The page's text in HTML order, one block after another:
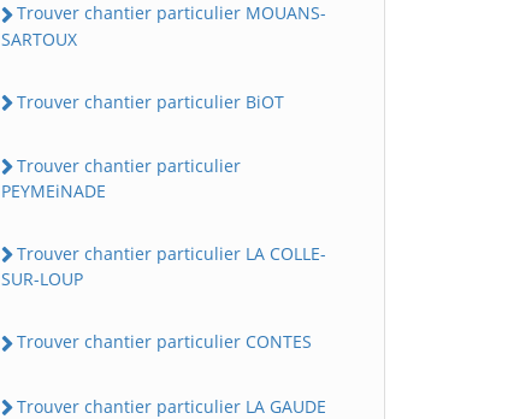
Trouver chantier particulier MOUANS-
SARTOUX
Trouver chantier particulier BiOT
Trouver chantier particulier
PEYMEiNADE
Trouver chantier particulier LA COLLE-
SUR-LOUP
Trouver chantier particulier CONTES
Trouver chantier particulier LA GAUDE